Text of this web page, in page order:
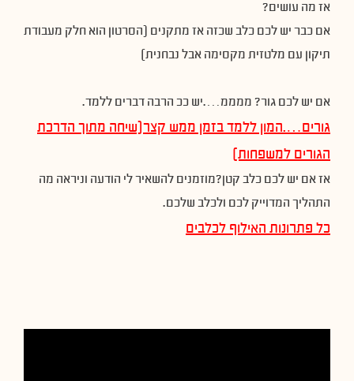
אז מה עושים?
אם כבר יש לכם כלב שכזה אז מתקנים (הסרטון הוא חלק מעבודת
תיקון עם מלטזית מקסימה אבל נבחנית)
אם יש לכם גור? ממממ….יש ככ הרבה דברים ללמד.
גורים….המון ללמד בזמן ממש קצר(שיחה מתוך הדרכת
הגורים למשפחות)
אז אם יש לכם כלב קטן?מוזמנים להשאיר לי הודעה וניראה מה
התהליך המדוייק לכם ולכלב שלכם.
כל פתרונות האילוף לכלבים